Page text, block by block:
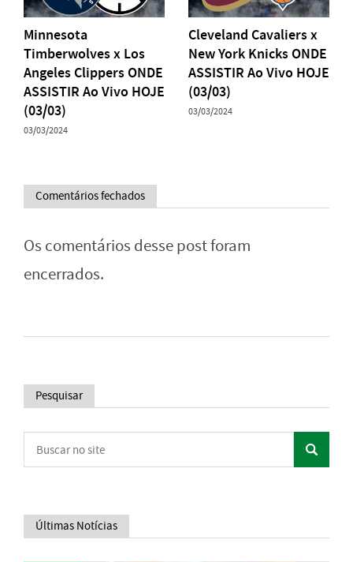
Minnesota
Timberwolves x Los
Angeles Clippers ONDE
ASSISTIR Ao Vivo HOJE
(03/03)
03/03/2024
Cleveland Cavaliers x
New York Knicks ONDE
ASSISTIR Ao Vivo HOJE
(03/03)
03/03/2024
Comentários fechados
Os comentários desse post foram
encerrados.
Pesquisar
Últimas Notícias